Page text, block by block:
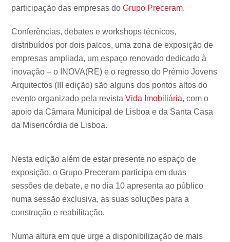
participação das empresas doGrupo Preceram.
Conferências, debates e workshops técnicos,
distribuídos por dois palcos, uma zona de exposição de
empresas ampliada, um espaço renovado dedicado à
inovação – o INOVA(RE) e o regresso do Prémio Jovens
Arquitectos (III edição) são alguns dos pontos altos do
evento organizado pela revistaVida Imobiliária, com o
apoio da Câmara Municipal de Lisboa e da Santa Casa
da Misericórdia de Lisboa.
Nesta edição além de estar presente no espaço de
exposição, o Grupo Preceram participa em duas
sessões de debate, e no dia 10 apresenta ao público
numa sessão exclusiva, as suas soluções para a
construção e reabilitação.
Numa altura em que urge a disponibilização de mais